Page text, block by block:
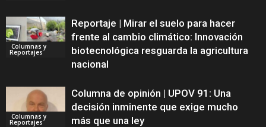
Columnas y
Reportajes
Reportaje | Mirar el suelo para hacer
frente al cambio climático: Innovación
biotecnológica resguarda la agricultura
nacional
Columnas y
Reportajes
Columna de opinión | UPOV 91: Una
decisión inminente que exige mucho
más que una ley